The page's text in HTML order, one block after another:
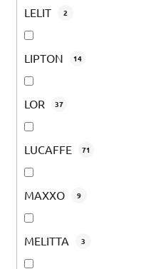
LELIT 2
LIPTON 14
LOR 37
LUCAFFE 71
MAXXO 9
MELITTA 3